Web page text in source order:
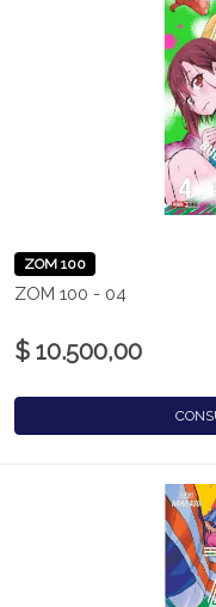
ZOM 100
ZOM 100 - 04
$ 10.500,00